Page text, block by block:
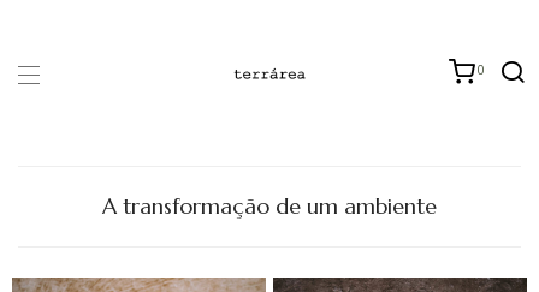
0
A transformação de um ambiente